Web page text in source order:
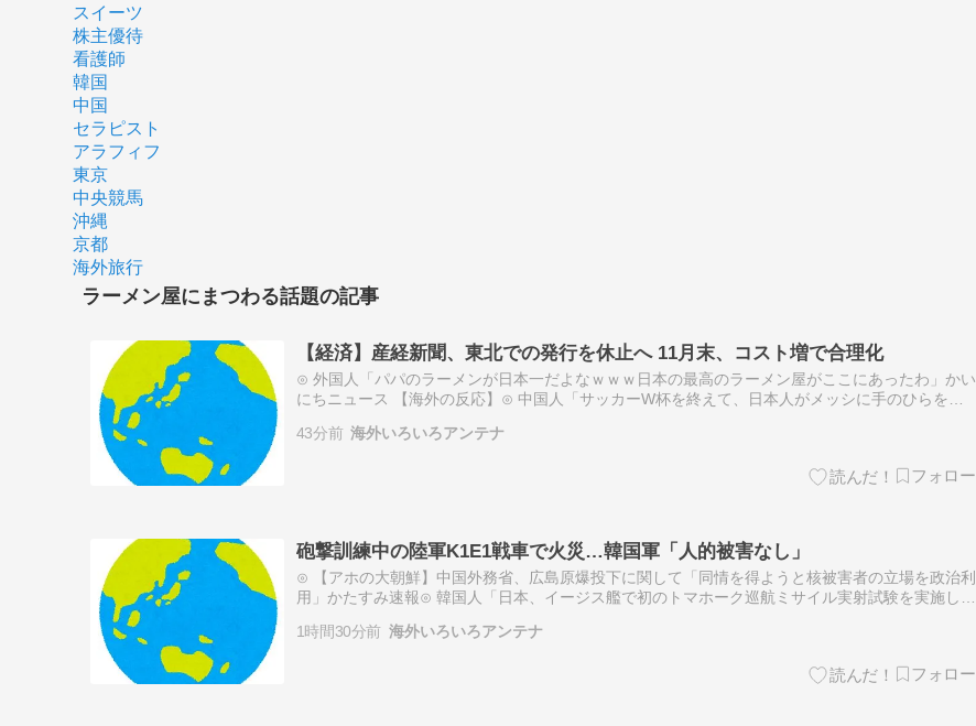
スイーツ
株主優待
看護師
韓国
中国
セラピスト
アラフィフ
東京
中央競馬
沖縄
京都
海外旅行
ラーメン屋にまつわる話題の記事
【経済】産経新聞、東北での発行を休止へ 11月末、コスト増で合理化
⊙ 外国人「パパのラーメンが日本一だよなｗｗｗ日本の最高のラーメン屋がここにあったわ」かい
にちニュース 【海外の反応】⊙ 中国人「サッカーW杯を終えて、日本人がメッシに手のひらを返
か反応帳⊙ …
43分前 海外いろいろアンテナ
砲撃訓練中の陸軍K1E1戦車で火災…韓国軍「人的被害なし」
⊙ 【アホの大朝鮮】中国外務省、広島原爆投下に関して「同情を得ようと核被害者の立場を政治利
用」かたすみ速報⊙ 韓国人「日本、イージス艦で初のトマホーク巡航ミサイル実射試験を実施し成
される費用…
1時間30分前 海外いろいろアンテナ